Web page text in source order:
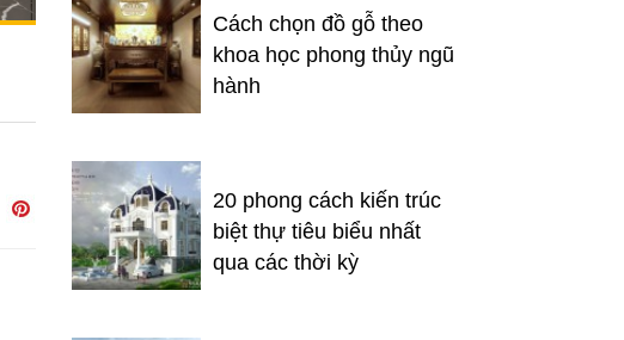
Cách chọn đồ gỗ theo
khoa học phong thủy ngũ
hành
20 phong cách kiến trúc
biệt thự tiêu biểu nhất
qua các thời kỳ